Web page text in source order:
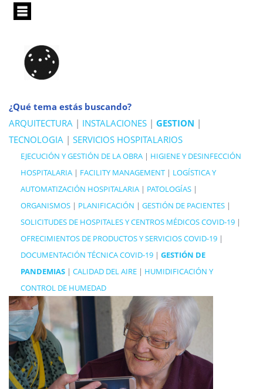
Pasar
principal
¿Qué tema estás buscando?
ARQUITECTURA | INSTALACIONES | GESTION |
TECNOLOGIA | SERVICIOS HOSPITALARIOS
EJECUCIÓN Y GESTIÓN DE LA OBRA | HIGIENE Y DESINFECCIÓN
HOSPITALARIA | FACILITY MANAGEMENT | LOGÍSTICA Y
AUTOMATIZACIÓN HOSPITALARIA | PATOLOGÍAS |
ORGANISMOS | PLANIFICACIÓN | GESTIÓN DE PACIENTES |
SOLICITUDES DE HOSPITALES Y CENTROS MÉDICOS COVID-19 |
OFRECIMIENTOS DE PRODUCTOS Y SERVICIOS COVID-19 |
DOCUMENTACIÓN TÉCNICA COVID-19 | GESTIÓN DE
PANDEMIAS | CALIDAD DEL AIRE | HUMIDIFICACIÓN Y
CONTROL DE HUMEDAD